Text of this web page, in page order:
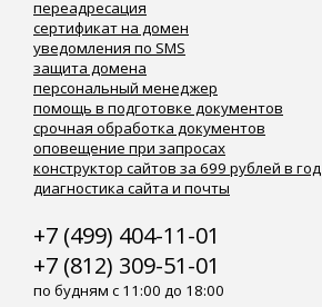
переадресация
сертификат на домен
уведомления по SMS
защита домена
персональный менеджер
помощь в подготовке документов
срочная обработка документов
оповещение при запросах
конструктор сайтов за 699 рублей в год
диагностика сайта и почты
+7 (499) 404-11-01
+7 (812) 309-51-01
по будням с 11:00 до 18:00